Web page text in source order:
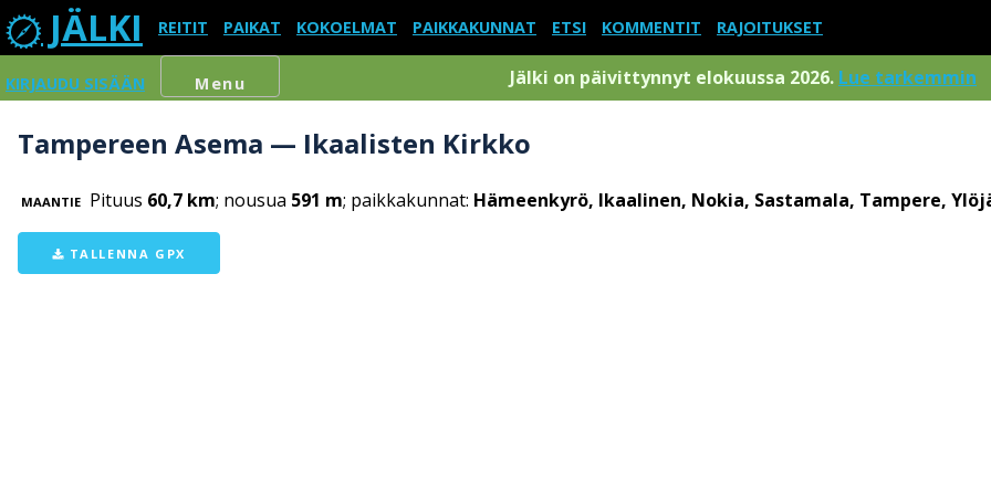
JÄLKI REITIT PAIKAT KOKOELMAT PAIKKAKUNNAT ETSI KOMMENTIT RAJOITUKSET
KIRJAUDU SISÄÄN Menu Jälki on päivittynnyt elokuussa 2026. Lue tarkemmin
Tampereen Asema — Ikaalisten Kirkko
MAANTIE Pituus 60,7 km; nousua 591 m; paikkakunnat: Hämeenkyrö, Ikaalinen, Nokia, Sastamala, Tampere,
TALLENNA GPX